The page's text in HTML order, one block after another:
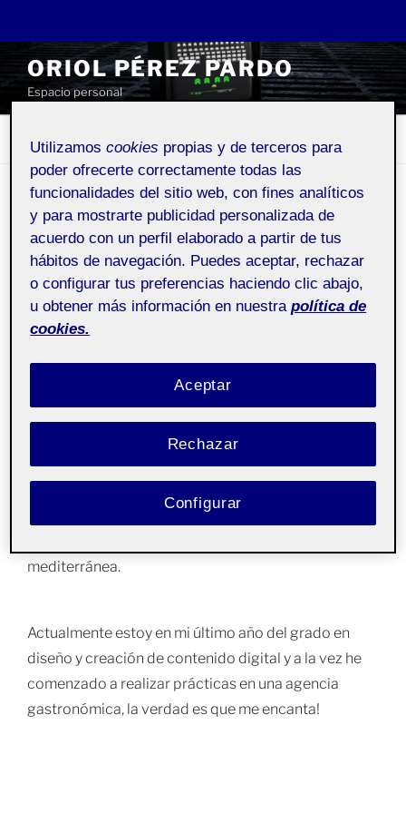
Saltar
contenido
ORIOL PÉREZ PARDO
Espacio personal
Menú
¿QUIÉN SOY?
Pública
gráfico y la verdad que me apasiona esta profesión,
la forma de crear contenido para comunicar
visualmente mensajes específicos.
Nací en Barcelona y sigo viviendo en Barcelona por
mediterránea.
Actualmente estoy en mi último año del grado en
diseño y creación de contenido digital y a la vez he
comenzado a realizar prácticas en una agencia
gastronómica, la verdad es que me encanta!
Utilizamoscookies propias y de terceros para
poder ofrecerte correctamente todas las
funcionalidades del sitio web, con fines analíticos
y para mostrarte publicidad personalizada de
acuerdo con un perfil elaborado a partir de tus
hábitos de navegación. Puedes aceptar, rechazar
o configurar tus preferencias haciendo clic abajo,
u obtener más información en nuestra política de
cookies.
Rechazar
Aceptar
Configurar